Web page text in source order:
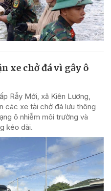
xe chở đá vì gây ô
Rẫy Mới, xã Kiên Lương,
các xe tải chở đá lưu thông
ô nhiễm môi trường và
kéo dài.